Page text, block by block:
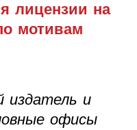
лицензии на
мотивам
издатель и
офисы